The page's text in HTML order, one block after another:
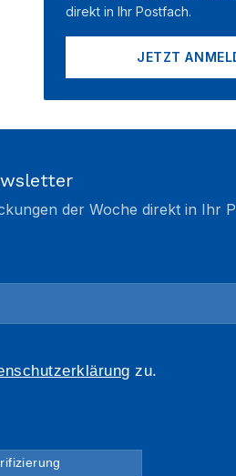
direkt in Ihr Postfach.
JETZT
der Woche direkt in Ihr